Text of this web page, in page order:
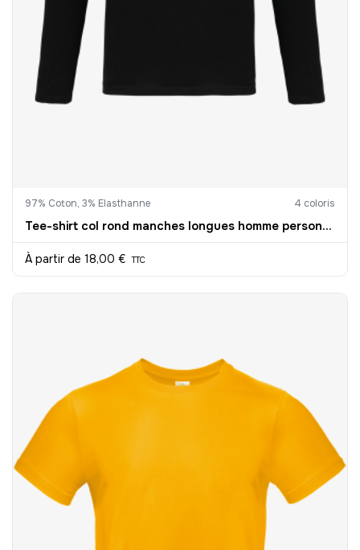
97% Coton, 3% Elasthanne 4 coloris
Tee-shirt col rond manches longues homme personnalisable
À partir de 18,00 € TTC